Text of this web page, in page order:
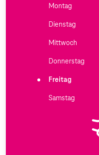
Montag
Dienstag
Mittwoch
Donnerstag
Freitag
Samstag